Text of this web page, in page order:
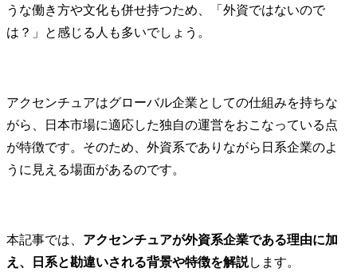
うな働き方や文化も併せ持つため、「外資ではないので
は？」と感じる人も多いでしょう。
アクセンチュアはグローバル企業としての仕組みを持ちな
がら、日本市場に適応した独自の運営をおこなっている点
が特徴です。そのため、外資系でありながら日系企業のよ
うに見える場面があるのです。
本記事では、 アクセンチュアが外資系企業である理由に加
え、日系と勘違いされる背景や特徴を解説します。